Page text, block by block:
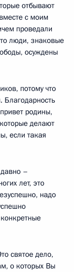
отбывают
с моим
проведали
люди, знаковые
осуждены
потому что
Благодарность
родины,
делают
если такая
–
лет, это
надо
святое дело,
о которых Вы